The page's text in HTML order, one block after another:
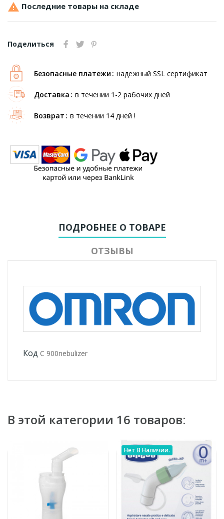
 Последние товары на складе
Поделиться
Безопасные платежи надежный SSL сертификат
Доставка в течении 1-2 рабочих дней
Возврат в течении 14 дней !
ПОДРОБНЕЕ О ТОВАРЕ
ОТЗЫВЫ
Код С 900nebulizer
В этой категории 16 товаров:
Нет В Наличии.